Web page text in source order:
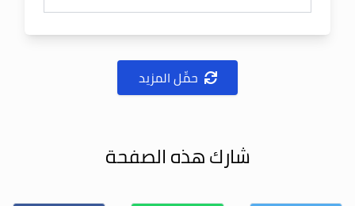
حمِّل المزيد
شارك هذه الصفحة